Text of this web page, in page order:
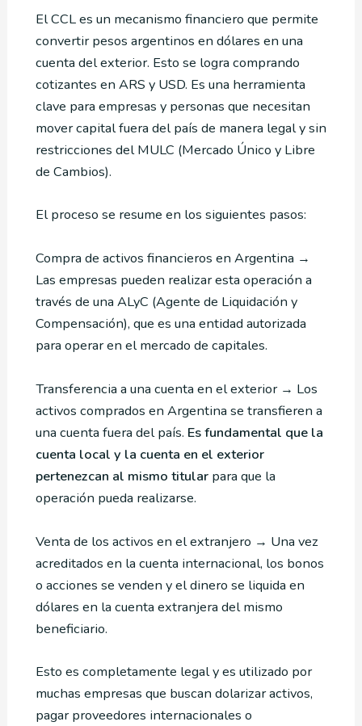
El CCL es un mecanismo financiero que permite
convertir pesos argentinos en dólares en una
cuenta del exterior. Esto se logra comprando
cotizantes en ARS y USD. Es una herramienta
clave para empresas y personas que necesitan
mover capital fuera del país de manera legal y sin
restricciones del MULC (Mercado Único y Libre
de Cambios).
El proceso se resume en los siguientes pasos:
Compra de activos financieros en Argentina →
Las empresas pueden realizar esta operación a
través de una ALyC (Agente de Liquidación y
Compensación), que es una entidad autorizada
para operar en el mercado de capitales.
Transferencia a una cuenta en el exterior → Los
activos comprados en Argentina se transfieren a
una cuenta fuera del país. Es fundamental que la
cuenta local y la cuenta en el exterior
pertenezcan al mismo titularpara que la
operación pueda realizarse.
Venta de los activos en el extranjero → Una vez
acreditados en la cuenta internacional, los bonos
o acciones se venden y el dinero se liquida en
dólares en la cuenta extranjera del mismo
beneficiario.
Esto es completamente legal y es utilizado por
muchas empresas que buscan dolarizar activos,
pagar proveedores internacionales o